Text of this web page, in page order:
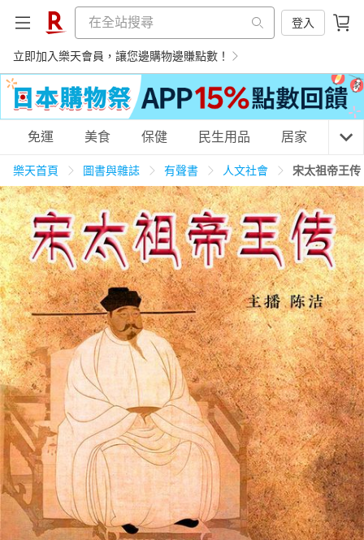
登入
立即加入樂天會員，讓您邊購物邊賺點數！
購物網分類
天天免運 美食蛋糕 養生保健 民生用品
居家生活 3C家電 運動休閒 親子玩具
女裝 男裝 化妝保養 情趣用品
日本購物 電子/紙本書
HOT
免運 美食 保健 民生用品 居家 3C
樂天首頁 圖書與雜誌 有聲書 人文社會 宋太祖帝王